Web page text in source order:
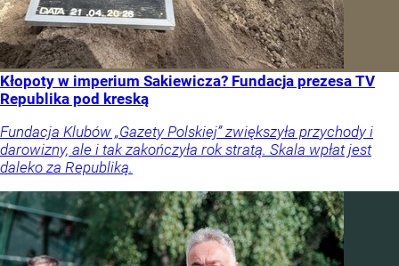
Kłopoty w imperium Sakiewicza? Fundacja prezesa TV
Republika pod kreską
Fundacja Klubów „Gazety Polskiej” zwiększyła przychody i
darowizny, ale i tak zakończyła rok stratą. Skala wpłat jest
daleko za Republiką.